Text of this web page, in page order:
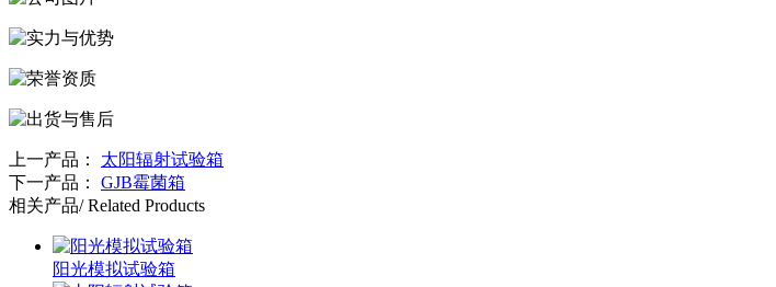
上一产品： 太阳辐射试验箱
下一产品： GJB霉菌箱
相关产品/ Related Products
阳光模拟试验箱